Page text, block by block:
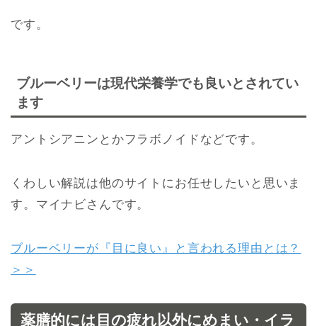
です。
ブルーベリーは現代栄養学でも良いとされてい
ます
アントシアニンとかフラボノイドなどです。
くわしい解説は他のサイトにお任せしたいと思いま
す。マイナビさんです。
ブルーベリーが『目に良い』と言われる理由とは？
＞＞
薬膳的には目の疲れ以外にめまい・イラ